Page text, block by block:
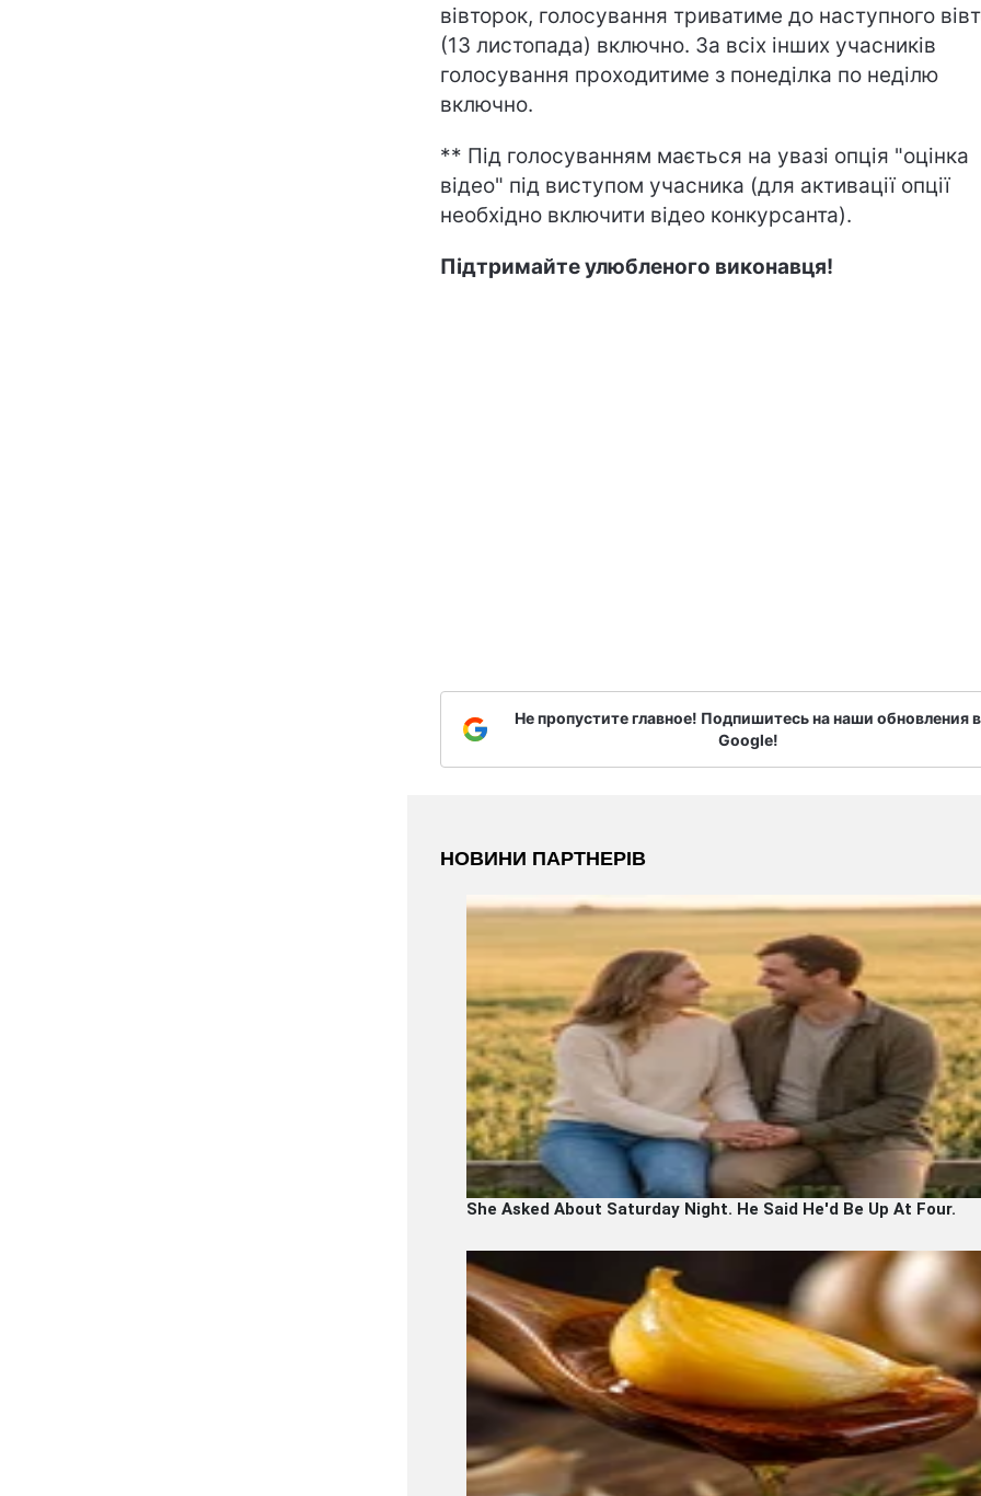
вівторок, голосування триватиме до наступного
(13 листопада) включно. За всіх інших учасників
голосування проходитиме з понеділка по неділю
включно.
** Під голосуванням мається на увазі опція "оцінка
відео" під виступом учасника (для активації опції
необхідно включити відео конкурсанта).
Підтримайте улюбленого виконавця!
Не пропустите главное! Подпишитесь на наши обновления в
Google!